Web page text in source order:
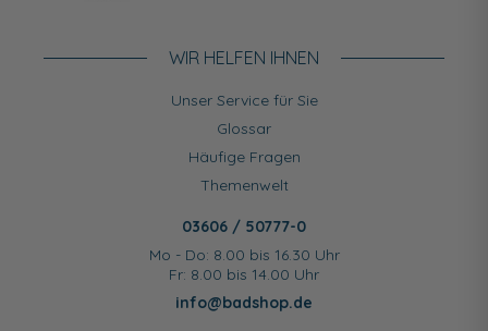
WIR HELFEN IHNEN
Unser Service für Sie
Glossar
Häufige Fragen
Themenwelt
03606 / 50777-0
Mo - Do: 8.00 bis 16.30 Uhr
Fr: 8.00 bis 14.00 Uhr
info@badshop.de